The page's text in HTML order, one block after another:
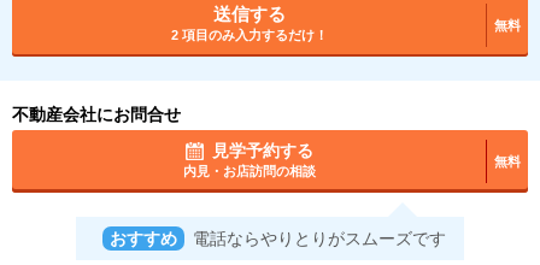
送信する
2 項目のみ入力するだけ！
無料
不動産会社にお問合せ
見学予約する
内見・お店訪問の相談
無料
おすすめ 電話ならやりとりがスムーズです